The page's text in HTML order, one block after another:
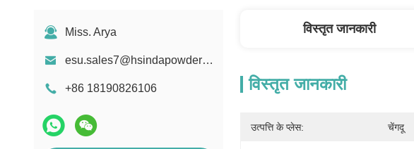
Miss. Arya
esu.sales7@hsindapowdercoating.com
+86 18190826106
विस्तृत जानकारी
विस्तृत जानकारी
उत्पत्ति के प्लेस: चेंगदू